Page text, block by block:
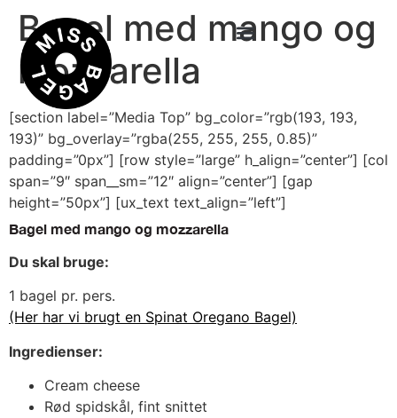
Bagel med mango og
mozzarella
[section label=”Media Top” bg_color=”rgb(193, 193,
193)” bg_overlay=”rgba(255, 255, 255, 0.85)”
padding=”0px”] [row style=”large” h_align=”center”] [col
span=”9″ span__sm=”12″ align=”center”] [gap
height=”50px”] [ux_text text_align=”left”]
Bagel med mango og mozzarella
Du skal bruge:
1 bagel pr. pers.
(Her har vi brugt en Spinat Oregano Bagel)
Ingredienser:
Cream cheese
Rød spidskål, fint snittet